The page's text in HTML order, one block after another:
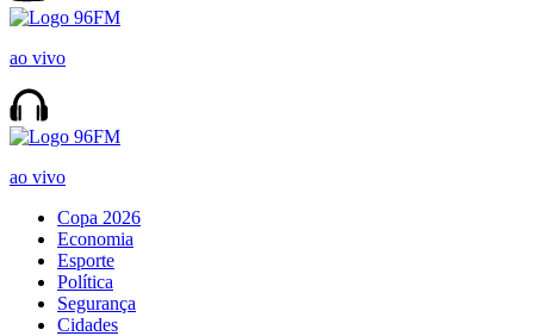
ao vivo
ao vivo
Copa 2026
Economia
Esporte
Política
Segurança
Cidades